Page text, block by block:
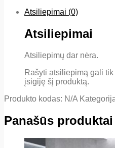
Atsiliepimai (0)
Atsiliepimai
Atsiliepimų dar nėra.
Rašyti atsiliepimą gali
įsigiję šį produktą.
Produkto kodas: N/A
Panašūs produktai